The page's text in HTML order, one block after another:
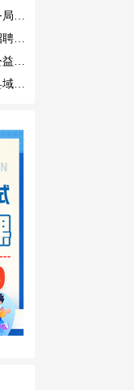
2025年丽江市玉龙县退役军人事务局公益性岗位招聘公告
2025年迪庆州香格里拉市政法委招聘公益性岗位公告
2025年西双版纳州红十字会招聘公益性岗位人员公告
2025年西双版纳州勐腊县紧密型县域医共体招聘编外人员公告